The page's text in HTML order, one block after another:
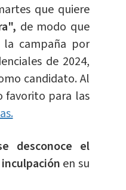
que quiere
de modo que
la campaña por
de 2024,
candidato. Al
favorito para las
desconoce el
en su